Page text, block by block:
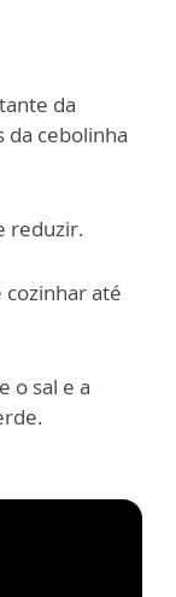
da
da cebolinha
reduzir.
até
o sal e a